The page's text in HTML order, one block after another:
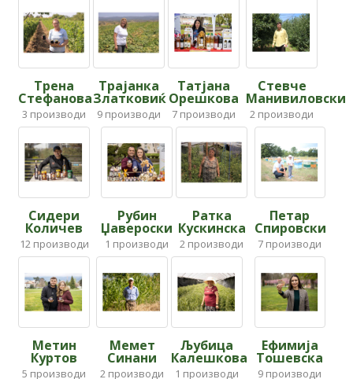
Трена
Стефанова
3 производи
Трајанка
Златковиќ
9 производи
Татјана
Орешкова
7 производи
Стевче
Манивиловски
2 производи
Сидери
Количев
12 производи
Рубин
Џавероски
1 производи
Ратка
Кускинска
2 производи
Петар
Спировски
7 производи
Метин
Куртов
5 производи
Мемет
Синани
2 производи
Љубица
Калешкова
1 производи
Ефимија
Тошевска
9 производи